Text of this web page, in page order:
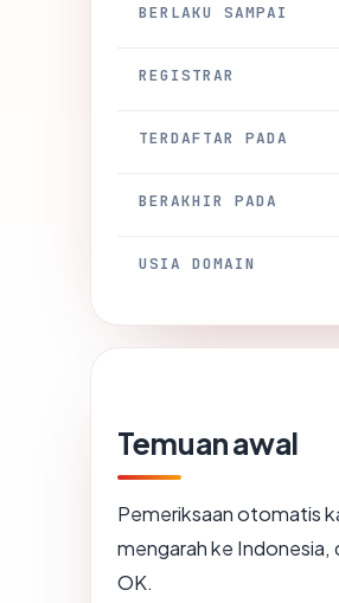
BERLAKU SAMPAI
REGISTRAR
TERDAFTAR PADA
BERAKHIR PADA
USIA DOMAIN
Temuan awal
Pemeriksaan otomatis
mengarah ke Indonesia,
OK.